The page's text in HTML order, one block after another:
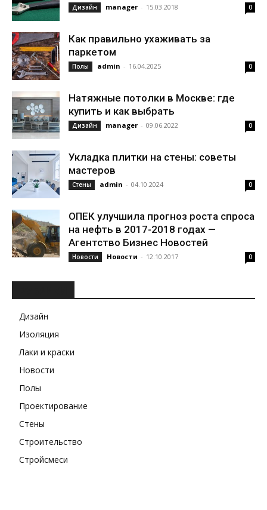
Дизайн manager - 15.03.2018 0
Как правильно ухаживать за
паркетом
Полы admin - 16.04.2025 0
Натяжные потолки в Москве: где
купить и как выбрать
Дизайн manager - 09.06.2022 0
Укладка плитки на стены: советы
мастеров
Стены admin - 04.10.2024 0
ОПЕК улучшила прогноз роста спроса
на нефть в 2017-2018 годах —
Агентство Бизнес Новостей
Новости Новости - 12.10.2017 0
Дизайн
Изоляция
Лаки и краски
Новости
Полы
Проектирование
Стены
Строительство
Стройсмеси